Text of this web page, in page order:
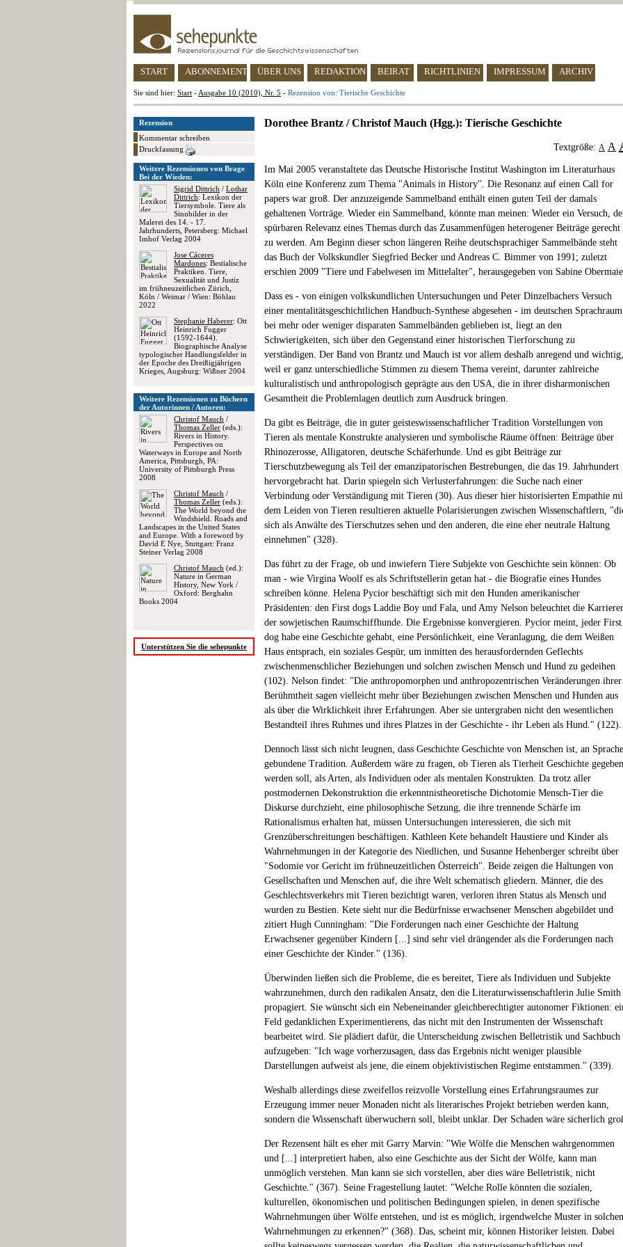
START ABONNEMENT ÜBER UNS REDAKTION BEIRAT RICHTLINIEN IMPRESSUM ARCHIV
Sie sind hier: Start - Ausgabe 10 (2010), Nr. 5 - Rezension von: Tierische Geschichte
Rezension
Kommentar schreiben
Druckfassung
Weitere Rezensionen von Brage
Bei der Wieden:
Sigrid Dittrich / Lothar
Dittrich: Lexikon der
Tiersymbole. Tiere als
Sinnbilder in der
Malerei des 14. - 17.
Jahrhunderts, Petersberg: Michael
Imhof Verlag 2004
Jose Cáceres
Mardones: Bestialische
Praktiken. Tiere,
Sexualität und Justiz
im frühneuzeitlichen Zürich,
Köln / Weimar / Wien: Böhlau
2022
Stephanie Haberer: Ott
Heinrich Fugger
(1592-1644).
Biographische Analyse
typologischer Handlungsfelder in
der Epoche des Dreißigjährigen
Krieges, Augsburg: Wißner 2004
Weitere Rezensionen zu Büchern
der Autorinnen / Autoren:
Christof Mauch /
Thomas Zeller (eds.):
Rivers in History.
Perspectives on
Waterways in Europe and North
America, Pittsburgh, PA:
University of Pittsburgh Press
2008
Christof Mauch /
Thomas Zeller (eds.):
The World beyond the
Windshield. Roads and
Landscapes in the United States
and Europe. With a foreword by
David E Nye, Stuttgart: Franz
Steiner Verlag 2008
Christof Mauch (ed.):
Nature in German
History, New York /
Oxford: Berghahn
Books 2004
Unterstützen Sie die sehepunkte
Dorothee Brantz / Christof Mauch (Hgg.): Tierische Geschichte
Textgröße: A A
Im Mai 2005 veranstaltete das Deutsche Historische Institut Washington im Literaturhaus
Köln eine Konferenz zum Thema "Animals in History". Die Resonanz auf einen Call for
papers war groß. Der anzuzeigende Sammelband enthält einen guten Teil der damals
gehaltenen Vorträge. Wieder ein Sammelband, könnte man meinen: Wieder ein Versuch,
spürbaren Relevanz eines Themas durch das Zusammenfügen heterogener Beiträge gerecht
zu werden. Am Beginn dieser schon längeren Reihe deutschsprachiger Sammelbände steht
das Buch der Volkskundler Siegfried Becker und Andreas C. Bimmer von 1991; zuletzt
erschien 2009 "Tiere und Fabelwesen im Mittelalter", herausgegeben von Sabine
Dass es - von einigen volkskundlichen Untersuchungen und Peter Dinzelbachers Versuch
einer mentalitätsgeschichtlichen Handbuch-Synthese abgesehen - im deutschen Sprachraum
bei mehr oder weniger disparaten Sammelbänden geblieben ist, liegt an den
Schwierigkeiten, sich über den Gegenstand einer historischen Tierforschung zu
verständigen. Der Band von Brantz und Mauch ist vor allem deshalb anregend und wichtig,
weil er ganz unterschiedliche Stimmen zu diesem Thema vereint, darunter zahlreiche
kulturalistisch und anthropologisch geprägte aus den USA, die in ihrer disharmonischen
Gesamtheit die Problemlagen deutlich zum Ausdruck bringen.
Da gibt es Beiträge, die in guter geisteswissenschaftlicher Tradition Vorstellungen von
Tieren als mentale Konstrukte analysieren und symbolische Räume öffnen: Beiträge über
Rhinozerosse, Alligatoren, deutsche Schäferhunde. Und es gibt Beiträge zur
Tierschutzbewegung als Teil der emanzipatorischen Bestrebungen, die das 19. Jahrhundert
hervorgebracht hat. Darin spiegeln sich Verlusterfahrungen: die Suche nach einer
Verbindung oder Verständigung mit Tieren (30). Aus dieser hier historisierten Empathie
dem Leiden von Tieren resultieren aktuelle Polarisierungen zwischen Wissenschaftlern,
sich als Anwälte des Tierschutzes sehen und den anderen, die eine eher neutrale Haltung
einnehmen" (328).
Das führt zu der Frage, ob und inwiefern Tiere Subjekte von Geschichte sein können: Ob
man - wie Virgina Woolf es als Schriftstellerin getan hat - die Biografie eines Hundes
schreiben könne. Helena Pycior beschäftigt sich mit den Hunden amerikanischer
Präsidenten: den First dogs Laddie Boy und Fala, und Amy Nelson beleuchtet die
der sowjetischen Raumschiffhunde. Die Ergebnisse konvergieren. Pycior meint, jeder First
dog habe eine Geschichte gehabt, eine Persönlichkeit, eine Veranlagung, die dem Weißen
Haus entsprach, ein soziales Gespür, um inmitten des herausfordernden Geflechts
zwischenmenschlicher Beziehungen und solchen zwischen Mensch und Hund zu gedeihen
(102). Nelson findet: "Die anthropomorphen und anthropozentrischen Veränderungen ihrer
Berühmtheit sagen vielleicht mehr über Beziehungen zwischen Menschen und Hunden aus
als über die Wirklichkeit ihrer Erfahrungen. Aber sie untergraben nicht den wesentlichen
Bestandteil ihres Ruhmes und ihres Platzes in der Geschichte - ihr Leben als Hund." (122).
Dennoch lässt sich nicht leugnen, dass Geschichte Geschichte von Menschen ist, an Sprache
gebundene Tradition. Außerdem wäre zu fragen, ob Tieren als Tierheit Geschichte gegeben
werden soll, als Arten, als Individuen oder als mentalen Konstrukten. Da trotz aller
postmodernen Dekonstruktion die erkenntnistheoretische Dichotomie Mensch-Tier die
Diskurse durchzieht, eine philosophische Setzung, die ihre trennende Schärfe im
Rationalismus erhalten hat, müssen Untersuchungen interessieren, die sich mit
Grenzüberschreitungen beschäftigen. Kathleen Kete behandelt Haustiere und Kinder als
Wahrnehmungen in der Kategorie des Niedlichen, und Susanne Hehenberger schreibt über
"Sodomie vor Gericht im frühneuzeitlichen Österreich". Beide zeigen die Haltungen von
Gesellschaften und Menschen auf, die ihre Welt schematisch gliedern. Männer, die des
Geschlechtsverkehrs mit Tieren bezichtigt waren, verloren ihren Status als Mensch und
wurden zu Bestien. Kete sieht nur die Bedürfnisse erwachsener Menschen abgebildet und
zitiert Hugh Cunningham: "Die Forderungen nach einer Geschichte der Haltung
Erwachsener gegenüber Kindern [...] sind sehr viel drängender als die Forderungen nach
einer Geschichte der Kinder." (136).
Überwinden ließen sich die Probleme, die es bereitet, Tiere als Individuen und Subjekte
wahrzunehmen, durch den radikalen Ansatz, den die Literaturwissenschaftlerin Julie Smith
propagiert. Sie wünscht sich ein Nebeneinander gleichberechtigter autonomer Fiktionen:
Feld gedanklichen Experimentierens, das nicht mit den Instrumenten der Wissenschaft
bearbeitet wird. Sie plädiert dafür, die Unterscheidung zwischen Belletristik und Sachbuch
aufzugeben: "Ich wage vorherzusagen, dass das Ergebnis nicht weniger plausible
Darstellungen aufweist als jene, die einem objektivistischen Regime entstammen." (339).
Weshalb allerdings diese zweifellos reizvolle Vorstellung eines Erfahrungsraumes zur
Erzeugung immer neuer Monaden nicht als literarisches Projekt betrieben werden kann,
sondern die Wissenschaft überwuchern soll, bleibt unklar. Der Schaden wäre sicherlich
Der Rezensent hält es eher mit Garry Marvin: "Wie Wölfe die Menschen wahrgenommen
und [...] interpretiert haben, also eine Geschichte aus der Sicht der Wölfe, kann man
unmöglich verstehen. Man kann sie sich vorstellen, aber dies wäre Belletristik, nicht
Geschichte." (367). Seine Fragestellung lautet: "Welche Rolle könnten die sozialen,
kulturellen, ökonomischen und politischen Bedingungen spielen, in denen spezifische
Wahrnehmungen über Wölfe entstehen, und ist es möglich, irgendwelche Muster in solchen
Wahrnehmungen zu erkennen?" (368). Das, scheint mir, können Historiker leisten. Dabei